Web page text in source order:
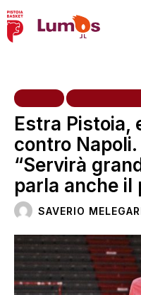
Estra Pistoia,
contro
“Servirà
parla anche il
SAVERIO